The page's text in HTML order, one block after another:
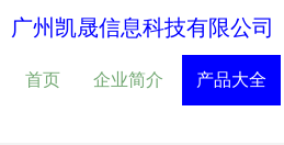
广州凯晟信息科技有限公司
首页 企业简介 产品大全